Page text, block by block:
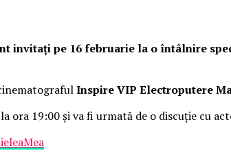
invitați pe 16 februarie la o întâlnire
Inspire VIP Electroputere
ora 19:00 și va fi urmată de o discuție cu